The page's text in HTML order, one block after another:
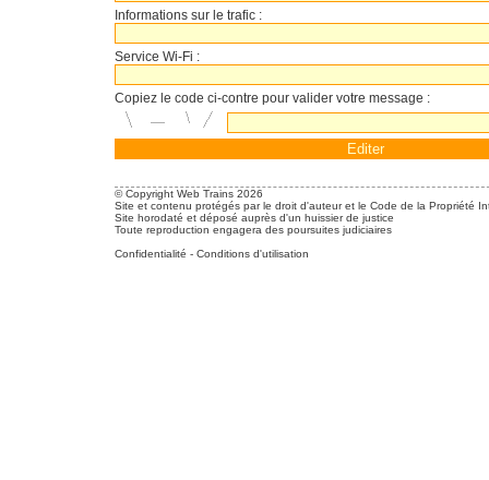
Informations sur le trafic :
Service Wi-Fi :
Copiez le code ci-contre pour valider votre message :
© Copyright Web Trains 2026
Site et contenu protégés par le droit d'auteur et le Code de la Propriété
Site horodaté et déposé auprès d'un huissier de justice
Toute reproduction engagera des poursuites judiciaires
Confidentialité - Conditions d'utilisation